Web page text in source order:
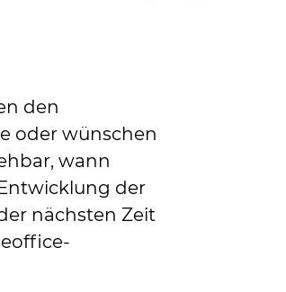
den
oder wünschen
wann
der
nächsten Zeit